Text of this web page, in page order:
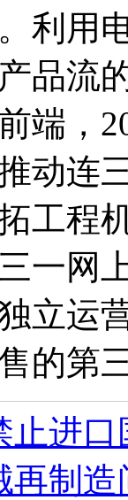
利用
品流
端，
动连
工程
一网
立运
的第
止进
再制造